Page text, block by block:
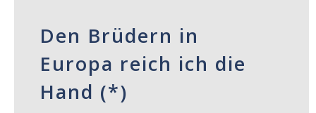
Den Brüdern in
Europa reich ich die
Hand (*)